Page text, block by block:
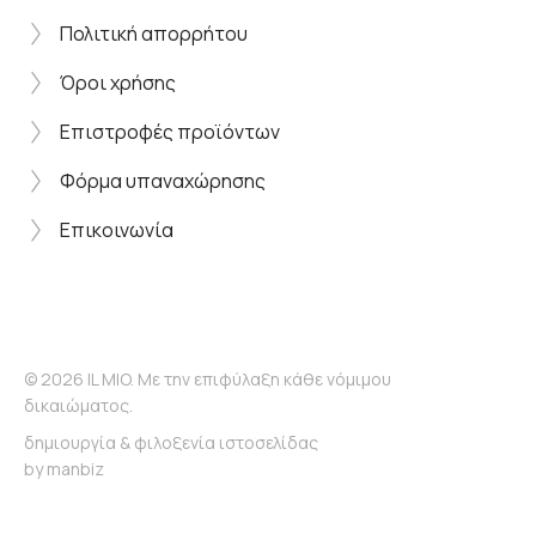
Πολιτική απορρήτου
Όροι χρήσης
Επιστροφές προϊόντων
Φόρμα υπαναχώρησης
Επικοινωνία
© 2026 IL MIO. Με την επιφύλαξη κάθε νόμιμου
δικαιώματος.
δημιουργία & φιλοξενία ιστοσελίδας
bymanbiz